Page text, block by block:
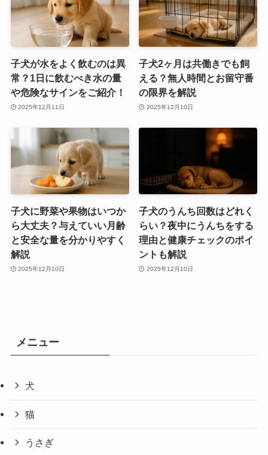
子犬が水をよく飲むのは異
常？1日に飲むべき水の量
や危険なサインをご紹介！
2025年12月11日
子犬2ヶ月は共働きでも飼
える？無人時間とお留守番
の限界を解説
2025年12月10日
子犬に野菜や果物はいつか
ら大丈夫？与えていい月齢
と安全な量を分かりやすく
解説
2025年12月10日
子犬のうんち回数はどれく
らい？夜中にうんちをする
理由と健康チェックのポイ
ントも解説
2025年12月10日
メニュー
犬
猫
うさぎ